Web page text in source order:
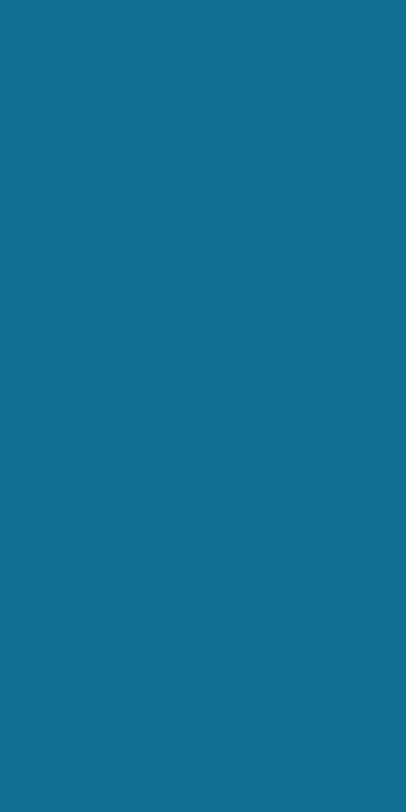
absorbent les chocs pour une
permettent de ralentir et de vous arrêter en toute confiance
liberté que procure une
Micro ?
robuste et leur durabilité. Voici quelques
pratique.
à la taille de chaque utilisateur.
avec des matériaux résistants, garantissant une longue
grâce à l'utilisation de matériaux de
pour maximiser la
pliables, ce qui les rend pratiques à transporter et à ranger